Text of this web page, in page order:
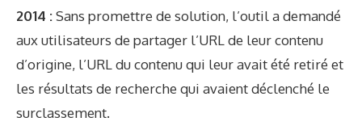
2014 :Sans promettre de solution, l’outil a demandé
aux utilisateurs de partager l’URL de leur contenu
d’origine, l’URL du contenu qui leur avait été retiré et
les résultats de recherche qui avaient déclenché le
surclassement.